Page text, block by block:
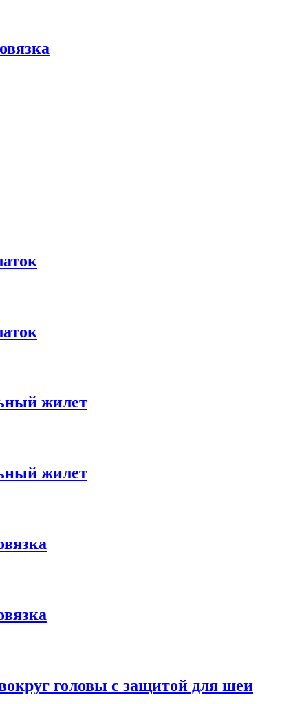
жилет
жилет
головы с защитой для шеи